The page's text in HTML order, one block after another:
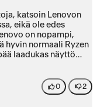
katsoin Lenovon
eikä ole edes
on nopampi,
hyvin normaali Ryzen
laadukas näyttö
0 2